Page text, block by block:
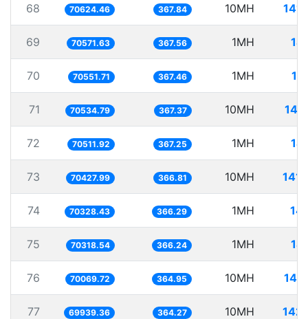
68 70624.46 367.84 10MH
69 70571.63 367.56 1MH
70 70551.71 367.46 1MH
71 70534.79 367.37 10MH
72 70511.92 367.25 1MH
73 70427.99 366.81 10MH
74 70328.43 366.29 1MH
75 70318.54 366.24 1MH
76 70069.72 364.95 10MH
77 69939.36 364.27 10MH